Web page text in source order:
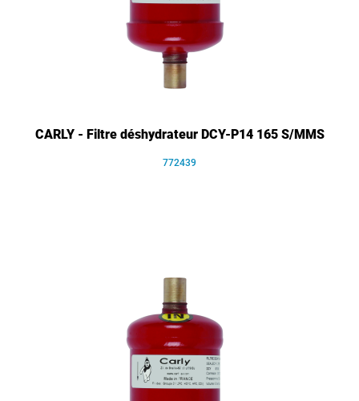
CARLY - Filtre déshydrateur DCY-P14 165 S/MMS
772439